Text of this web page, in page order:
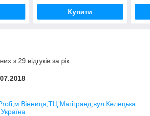
Купити
з 29 відгуків за рік
Магігранд,вул.Келецька